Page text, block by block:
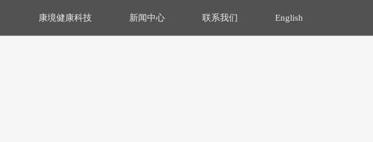
康境健康科技 新闻中心 联系我们 English